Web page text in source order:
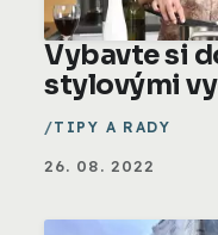
Vybavte si
stylovými
TIPY A RADY
26. 08. 2022